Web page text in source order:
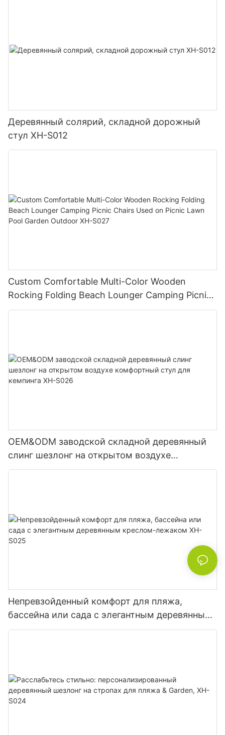
Деревянный солярий, складной дорожный
стул XH-S012
Custom Comfortable Multi-Color Wooden
Rocking Folding Beach Lounger Camping Picnic
Chairs Used on Picnic Lawn Pool Garden
OEM&ODM заводской складной деревянный
слинг шезлонг на открытом воздухе
комфортный стул для кемпинга XH-S026
Непревзойденный комфорт для пляжа,
бассейна или сада с элегантным деревянным
креслом-лежаком XH-S025